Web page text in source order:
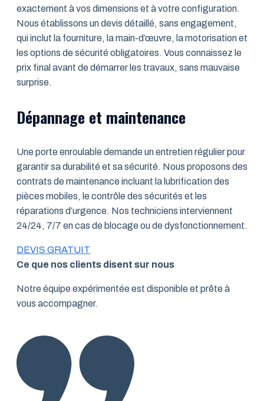
exactement à vos dimensions et à votre configuration.
Nous établissons un devis détaillé, sans engagement,
qui inclut la fourniture, la main-d’œuvre, la motorisation et
les options de sécurité obligatoires. Vous connaissez le
prix final avant de démarrer les travaux, sans mauvaise
surprise.
Dépannage et maintenance
Une porte enroulable demande un entretien régulier pour
garantir sa durabilité et sa sécurité. Nous proposons des
contrats de maintenance incluant la lubrification des
pièces mobiles, le contrôle des sécurités et les
réparations d’urgence. Nos techniciens interviennent
24/24, 7/7 en cas de blocage ou de dysfonctionnement.
DEVIS GRATUIT
Ce que nos clients disent sur nous
Notre équipe expérimentée est disponible et prête à
vous accompagner.